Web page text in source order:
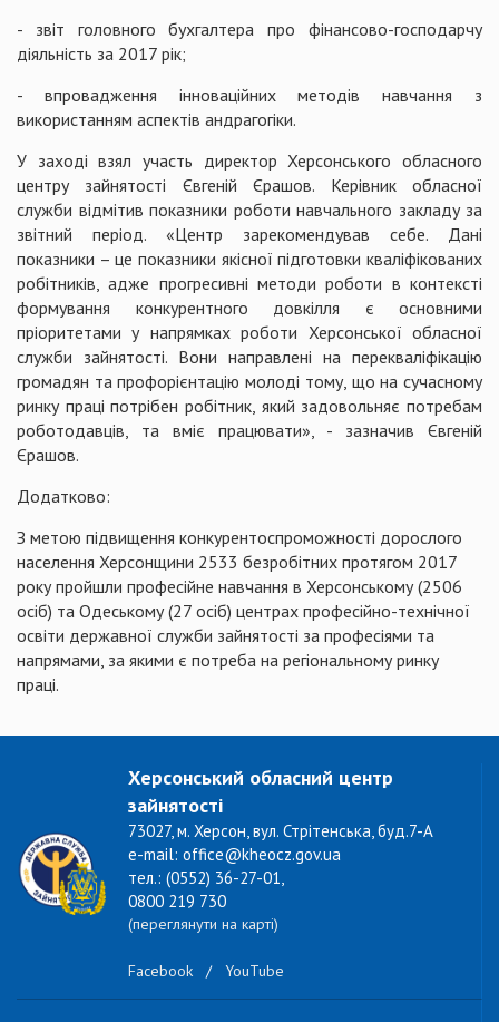
- звіт головного бухгалтера про фінансово-господарчу
діяльність за 2017 рік;
- впровадження інноваційних методів навчання з
використанням аспектів андрагогіки.
У заході взял участь директор Херсонського обласного
центру зайнятості Євгеній Єрашов. Керівник обласної
служби відмітив показники роботи навчального закладу за
звітний період. «Центр зарекомендував себе. Дані
показники – це показники якісної підготовки кваліфікованих
робітників, адже прогресивні методи роботи в контексті
формування конкурентного довкілля є основними
пріоритетами у напрямках роботи Херсонської обласної
служби зайнятості. Вони направлені на перекваліфікацію
громадян та профорієнтацію молоді тому, що на сучасному
ринку праці потрібен робітник, який задовольняє потребам
роботодавців, та вміє працювати», - зазначив Євгеній
Єрашов.
Додатково:
З метою підвищення конкурентоспроможності дорослого
населення Херсонщини 2533 безробітних протягом 2017
року пройшли професійне навчання в Херсонському (2506
осіб) та Одеському (27 осіб) центрах професійно-технічної
освіти державної служби зайнятості за професіями та
напрямами, за якими є потреба на регіональному ринку
праці.
Херсонський обласний центр
зайнятості
73027, м. Херсон, вул. Стрітенська, буд.7-А
e-mail: office@kheocz.gov.ua
тел.: (0552) 36-27-01,
0800 219 730
(переглянути на карті)
Facebook / YouTube